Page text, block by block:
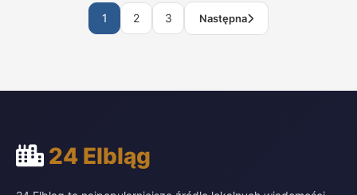
1 2 3 Następna
24 Elbląg